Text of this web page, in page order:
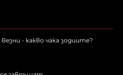
- какво чака зодиите?